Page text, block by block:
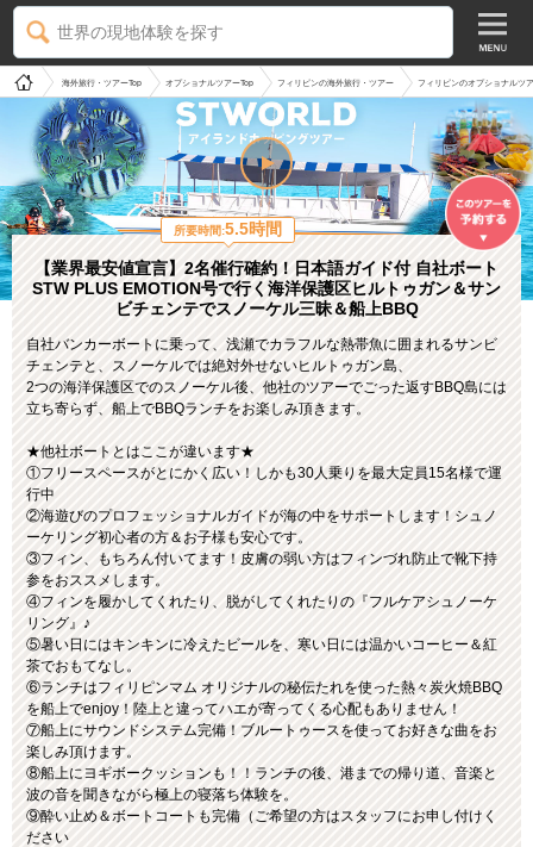
世界の現地体験を探す
海外旅行・ツアーTop オプショナルツアーTop フィリピンの海外旅行・ツアー フィリピンのオプショナルツ
【業界最安値宣言】2名催行確約！日本語ガイド付 自社ボート
STW PLUS EMOTION号で行く海洋保護区ヒルトゥガン＆サン
ビチェンテでスノーケル三昧＆船上BBQ
自社バンカーボートに乗って、浅瀬でカラフルな熱帯魚に囲まれるサンビ
チェンテと、スノーケルでは絶対外せないヒルトゥガン島、
2つの海洋保護区でのスノーケル後、他社のツアーでごった返すBBQ島には
立ち寄らず、船上でBBQランチをお楽しみ頂きます。
★他社ボートとはここが違います★
①フリースペースがとにかく広い！しかも30人乗りを最大定員15名様で運
行中
②海遊びのプロフェッショナルガイドが海の中をサポートします！シュノ
ーケリング初心者の方＆お子様も安心です。
③フィン、もちろん付いてます！皮膚の弱い方はフィンづれ防止で靴下持
参をおススメします。
④フィンを履かしてくれたり、脱がしてくれたりの『フルケアシュノーケ
リング』♪
⑤暑い日にはキンキンに冷えたビールを、寒い日には温かいコーヒー＆紅
茶でおもてなし。
⑥ランチはフィリピンマム オリジナルの秘伝たれを使った熱々炭火焼BBQ
を船上でenjoy！陸上と違ってハエが寄ってくる心配もありません！
⑦船上にサウンドシステム完備！ブルートゥースを使ってお好きな曲をお
楽しみ頂けます。
⑧船上にヨギボークッションも！！ランチの後、港までの帰り道、音楽と
波の音を聞きながら極上の寝落ち体験を。
⑨酔い止め＆ボートコートも完備（ご希望の方はスタッフにお申し付けく
ださい
所要時間:5.5時間